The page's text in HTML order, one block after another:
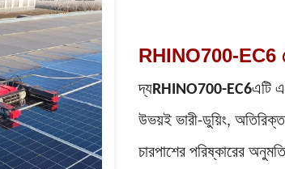
RHINO700-EC6
দ্যRHINO700-EC6এটি
উভয়ই ভারী-ডুয়িং, অতিরিক্ত
চারপাশের পরিষ্কারের